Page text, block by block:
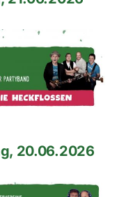
20.06.2026